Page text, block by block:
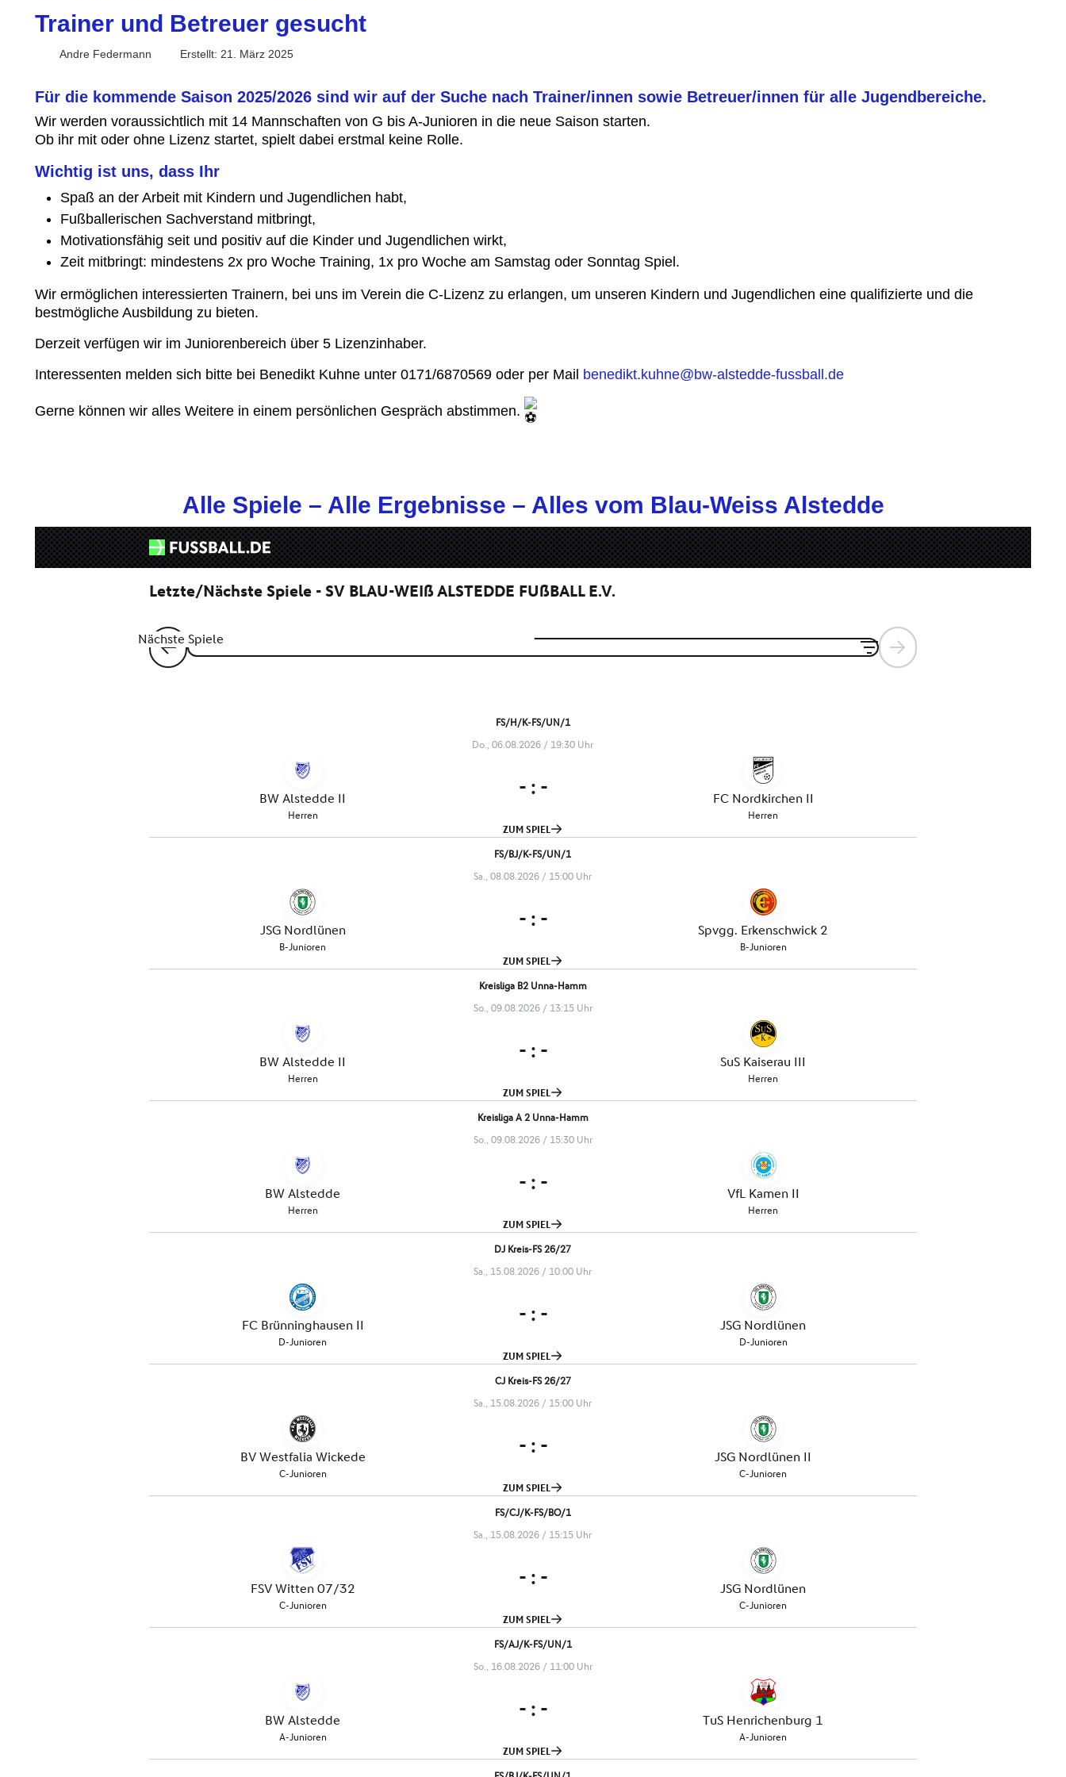
Trainer und Betreuer gesucht
Andre Federmann Erstellt: 21. März 2025
Für die kommende Saison 2025/2026 sind wir auf der Suche nach Trainer/innen sowie Betreuer/innen für alle Jugendbereiche.
Wir werden voraussichtlich mit 14 Mannschaften von G bis A-Junioren in die neue Saison starten.
Ob ihr mit oder ohne Lizenz startet, spielt dabei erstmal keine Rolle.
Wichtig ist uns, dass Ihr
Spaß an der Arbeit mit Kindern und Jugendlichen habt,
Fußballerischen Sachverstand mitbringt,
Motivationsfähig seit und positiv auf die Kinder und Jugendlichen wirkt,
Zeit mitbringt: mindestens 2x pro Woche Training, 1x pro Woche am Samstag oder Sonntag Spiel.
Wir ermöglichen interessierten Trainern, bei uns im Verein die C-Lizenz zu erlangen, um unseren Kindern und Jugendlichen eine qualifizierte und die
bestmögliche Ausbildung zu bieten.
Derzeit verfügen wir im Juniorenbereich über 5 Lizenzinhaber.
Interessenten melden sich bitte bei Benedikt Kuhne unter 0171/6870569 oder per Mail benedikt.kuhne@bw-alstedde-fussball.de
Gerne können wir alles Weitere in einem persönlichen Gespräch abstimmen.
Alle Spiele – Alle Ergebnisse – Alles vom Blau-Weiss Alstedde